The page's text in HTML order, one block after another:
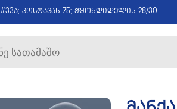
კოსტავას 75; ჭყონდიდელის 28/30